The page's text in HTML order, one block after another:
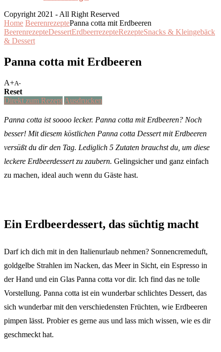
Copyright 2021 - All Right Reserved
Home BeerenrezeptePanna cotta mit Erdbeeren
BeerenrezepteDessertErdbeerrezepteRezepteSnacks & Kleingebäck
& Dessert
Panna cotta mit Erdbeeren
A+A-
Reset
Direkt zum Rezept Ausdrucken
Panna cotta ist soooo lecker. Panna cotta mit Erdbeeren? Noch
besser! Mit diesem köstlichen Panna cotta Dessert mit Erdbeeren
versüßt du dir den Tag. Lediglich 5 Zutaten brauchst du, um diese
leckere Erdbeerdessert zu zaubern. Gelingsicher und ganz einfach
zu machen, ideal auch wenn du Gäste hast.
Ein Erdbeerdessert, das süchtig macht
Darf ich dich mit in den Italienurlaub nehmen? Sonnencremeduft,
goldgelbe Strahlen im Nacken, das Meer in Sicht, ein Espresso in
der Hand und ein Glas Panna cotta vor dir. Ich find das ne tolle
Vorstellung. Panna cotta ist ein wunderbar schlichtes Dessert, das
sich wunderbar mit den verschiedensten Früchten, wie Erdbeeren
pimpen lässt. Probier es gerne aus und lass mich wissen, wie es dir
geschmeckt hat.